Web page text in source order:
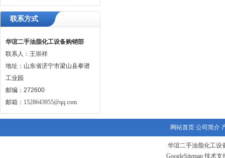
联系方式
华谊二手油脂化工设备购销部
联系人：王崇祥
地址：山东省济宁市梁山县拳谱
工业园
邮编：272600
邮箱： 1528643955@qq.com
网站首页 公司简介
华谊二手油脂化工设
GoogleSitemap 技术支